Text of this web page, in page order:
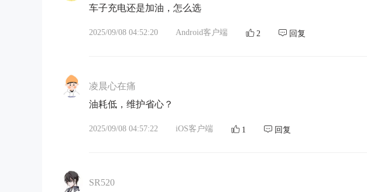
车子充电还是加油，怎么选
2025/09/08 04:52:20 Android客户端 2 回复
凌晨心在痛
油耗低，维护省心？
2025/09/08 04:57:22 iOS客户端 1 回复
SR520